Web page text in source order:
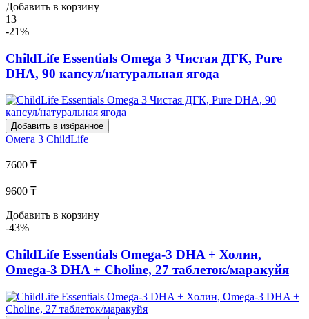
Добавить в корзину
13
-21%
ChildLife Essentials Omega 3 Чистая ДГК, Pure
DHA, 90 капсул/натуральная ягода
Добавить в избранное
Омега 3 ChildLife
7600 ₸
9600 ₸
Добавить в корзину
-43%
ChildLife Essentials Omega-3 DHA + Холин,
Omega-3 DHA + Choline, 27 таблеток/маракуйя